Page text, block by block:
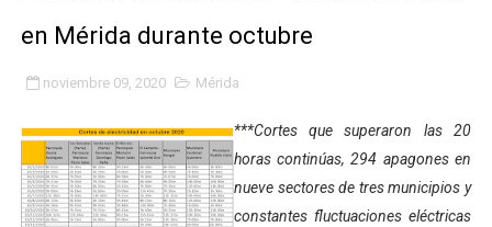
Merideños disfrutarán del Plan Agosto Escuelas
Recreación y formación fortalecen la integración
en Mérida durante octubre
noviembre 09, 2020 Mérida
***Cortes que superaron las 20
horas continúas, 294 apagones en
nueve sectores de tres municipios y
constantes fluctuaciones eléctricas